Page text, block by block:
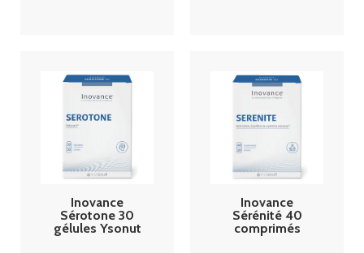
Inovance
Sérotone 30
gélules Ysonut
Inovance
Sérénité 40
comprimés